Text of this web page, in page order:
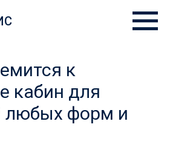
к
кабин для
любых форм и